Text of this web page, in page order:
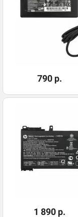
790 р.
1 890 р.